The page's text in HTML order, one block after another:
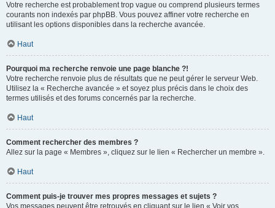
Votre recherche est probablement trop vague ou comprend plusieurs termes
courants non indexés par phpBB. Vous pouvez affiner votre recherche en
utilisant les options disponibles dans la recherche avancée.
Haut
Pourquoi ma recherche renvoie une page blanche ?!
Votre recherche renvoie plus de résultats que ne peut gérer le serveur Web.
Utilisez la « Recherche avancée » et soyez plus précis dans le choix des
termes utilisés et des forums concernés par la recherche.
Haut
Comment rechercher des membres ?
Allez sur la page « Membres », cliquez sur le lien « Rechercher un membre ».
Haut
Comment puis-je trouver mes propres messages et sujets ?
Vos messages peuvent être retrouvés en cliquant sur le lien « Voir vos